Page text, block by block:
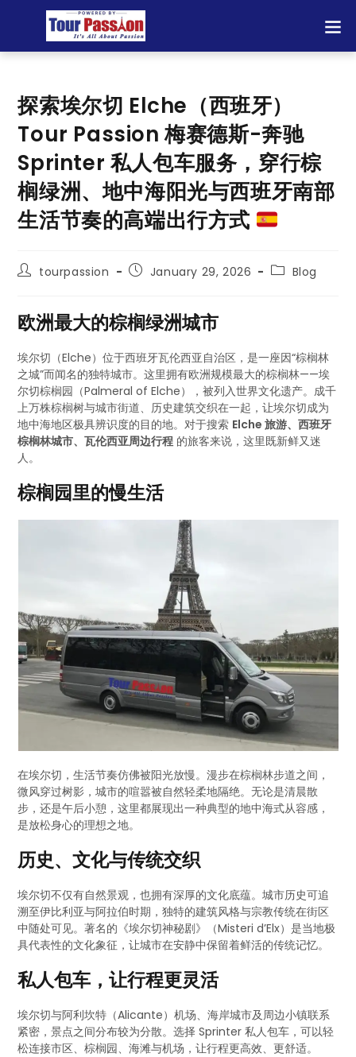
探索埃尔切 Elche（西班牙）
Tour Passion 梅赛德斯-奔驰
Sprinter 私人包车服务，穿行棕
榈绿洲、地中海阳光与西班牙南部
生活节奏的高端出行方式
tourpassion January 29, 2026 Blog
欧洲最大的棕榈绿洲城市
埃尔切（Elche）位于西班牙瓦伦西亚自治区，是一座因“棕榈林
之城”而闻名的独特城市。这里拥有欧洲规模最大的棕榈林——埃
尔切棕榈园（Palmeral of Elche），被列入世界文化遗产。成千
上万株棕榈树与城市街道、历史建筑交织在一起，让埃尔切成为
地中海地区极具辨识度的目的地。对于搜索 Elche 旅游、西班牙
棕榈林城市、瓦伦西亚周边行程 的旅客来说，这里既新鲜又迷
人。
棕榈园里的慢生活
在埃尔切，生活节奏仿佛被阳光放慢。漫步在棕榈林步道之间，
微风穿过树影，城市的喧嚣被自然轻柔地隔绝。无论是清晨散
步，还是午后小憩，这里都展现出一种典型的地中海式从容感，
是放松身心的理想之地。
历史、文化与传统交织
埃尔切不仅有自然景观，也拥有深厚的文化底蕴。城市历史可追
溯至伊比利亚与阿拉伯时期，独特的建筑风格与宗教传统在街区
中随处可见。著名的《埃尔切神秘剧》（Misteri d’Elx）是当地极
具代表性的文化象征，让城市在安静中保留着鲜活的传统记忆。
私人包车，让行程更灵活
埃尔切与阿利坎特（Alicante）机场、海岸城市及周边小镇联系
紧密，景点之间分布较为分散。选择 Sprinter 私人包车，可以轻
松连接市区、棕榈园、海滩与机场，让行程更高效、更舒适。